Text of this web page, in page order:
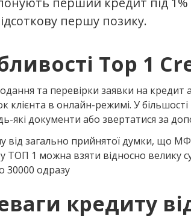
першу позику.
Top 1
та перевірки заявки на
клієнта в онлайн-режимі. У
які документи або звертатися за
від загально прийнятої думки, що
ТОП 1 можна взяти відносно велику
30000 одразу
кредиту